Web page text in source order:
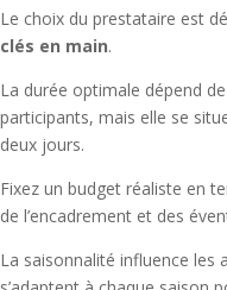
Le choix du prestataire est
clés en main.
La durée optimale dépend
participants, mais elle se
deux jours.
Fixez un budget réaliste en
de l’encadrement et des
La saisonnalité influence les